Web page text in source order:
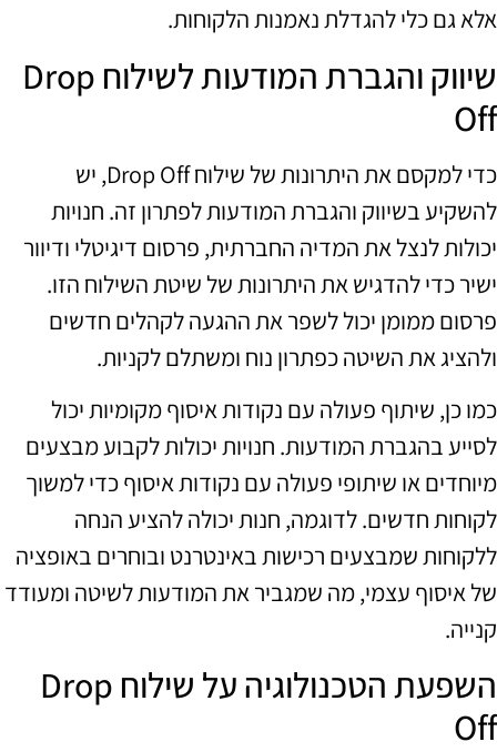
אלא גם כלי להגדלת נאמנות הלקוחות.
שיווק והגברת המודעות לשילוח Drop
Off
כדי למקסם את היתרונות של שילוח Drop Off, יש
להשקיע בשיווק והגברת המודעות לפתרון זה. חנויות
יכולות לנצל את המדיה החברתית, פרסום דיגיטלי ודיוור
ישיר כדי להדגיש את היתרונות של שיטת השילוח הזו.
פרסום ממומן יכול לשפר את ההגעה לקהלים חדשים
ולהציג את השיטה כפתרון נוח ומשתלם לקניות.
כמו כן, שיתוף פעולה עם נקודות איסוף מקומיות יכול
לסייע בהגברת המודעות. חנויות יכולות לקבוע מבצעים
מיוחדים או שיתופי פעולה עם נקודות איסוף כדי למשוך
לקוחות חדשים. לדוגמה, חנות יכולה להציע הנחה
ללקוחות שמבצעים רכישות באינטרנט ובוחרים באופציה
של איסוף עצמי, מה שמגביר את המודעות לשיטה ומעודד
קנייה.
השפעת הטכנולוגיה על שילוח Drop
Off